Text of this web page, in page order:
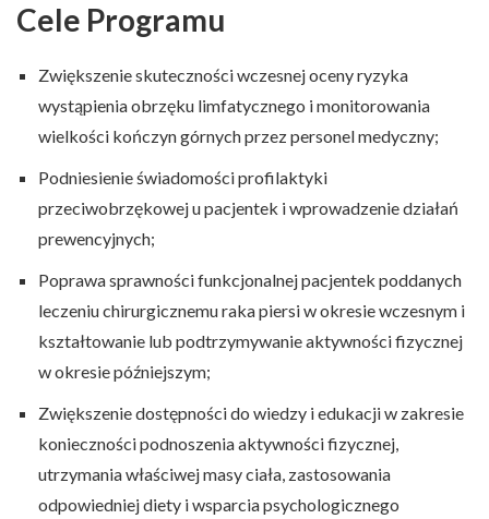
Cele Programu
Zwiększenie skuteczności wczesnej oceny ryzyka
wystąpienia obrzęku limfatycznego i monitorowania
wielkości kończyn górnych przez personel medyczny;
Podniesienie świadomości profilaktyki
przeciwobrzękowej u pacjentek i wprowadzenie działań
prewencyjnych;
Poprawa sprawności funkcjonalnej pacjentek poddanych
leczeniu chirurgicznemu raka piersi w okresie wczesnym i
kształtowanie lub podtrzymywanie aktywności fizycznej
w okresie późniejszym;
Zwiększenie dostępności do wiedzy i edukacji w zakresie
konieczności podnoszenia aktywności fizycznej,
utrzymania właściwej masy ciała, zastosowania
odpowiedniej diety i wsparcia psychologicznego